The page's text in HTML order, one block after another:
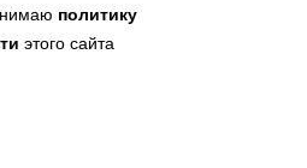
политику
этого сайта